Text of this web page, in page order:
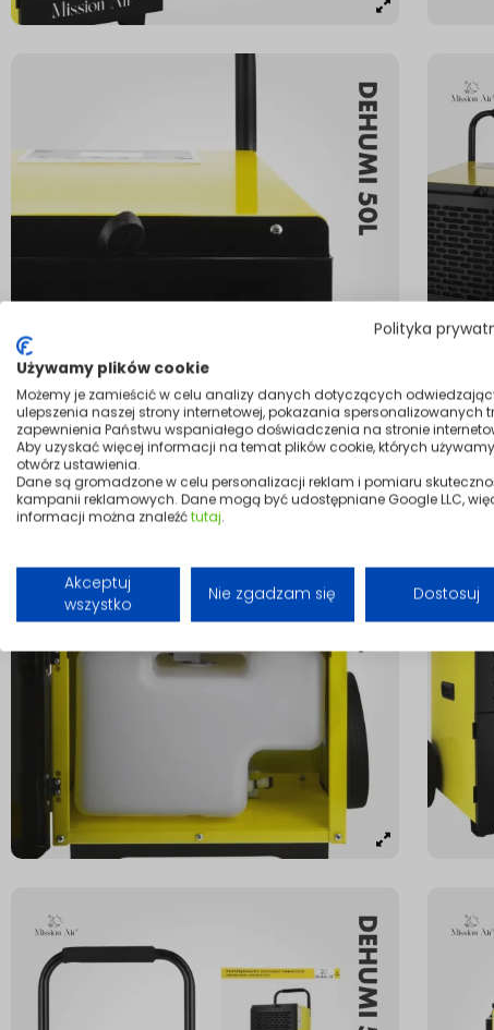
Polityka
Używamy plików cookie
Możemy je zamieścić w celu analizy danych dotyczących
ulepszenia naszej strony internetowej, pokazania spersonalizowanych
zapewnienia Państwu wspaniałego doświadczenia na stronie
Aby uzyskać więcej informacji na temat plików cookie, których
otwórz ustawienia.
Dane są gromadzone w celu personalizacji reklam i pomiaru
kampanii reklamowych. Dane mogą być udostępniane Google LLC,
informacji można znaleźćtutaj.
Akceptuj
wszystko
Nie zgadzam się Dostosuj